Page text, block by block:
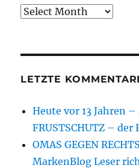
Archive
LETZTE
Heute vor 13 Jahren
FRUSTSCHUTZ –
OMAS GEGEN
MarkenBlog Leser